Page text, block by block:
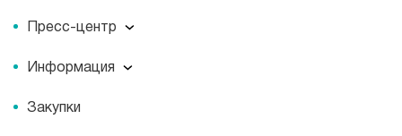
О компании
История
Документы
Пресс-центр
Пресс-центр
Журнал для пациентов «МЕДСИ СЕГОДНЯ»
Информация
Информация
Закупки